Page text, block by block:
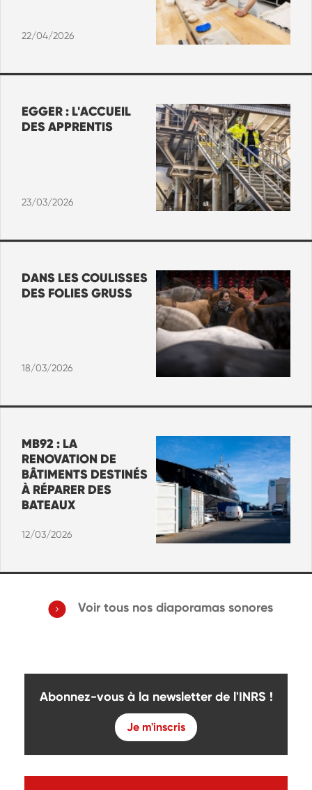
22/04/2026
EGGER : L'ACCUEIL
DES APPRENTIS
23/03/2026
DANS LES COULISSES
DES FOLIES GRUSS
18/03/2026
MB92 : LA
RENOVATION DE
BÂTIMENTS DESTINÉS
À RÉPARER DES
BATEAUX
12/03/2026
Voir tous nos diaporamas sonores
Abonnez-vous à la newsletter de l'INRS !
Je m'inscris